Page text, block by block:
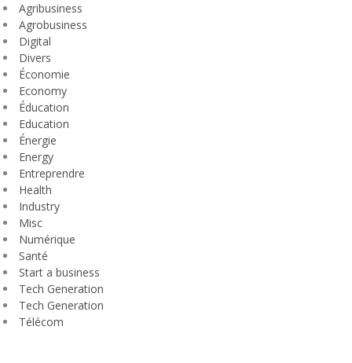
Agribusiness
Agrobusiness
Digital
Divers
Économie
Economy
Éducation
Education
Énergie
Energy
Entreprendre
Health
Industry
Misc
Numérique
Santé
Start a business
Tech Generation
Tech Generation
Télécom